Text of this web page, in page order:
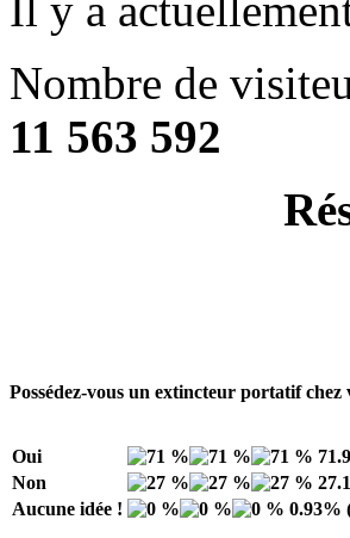
Nombre de
11 563 592
Possédez-vous un extincteur portatif chez
Oui
Non
Aucune idée !
0.93%